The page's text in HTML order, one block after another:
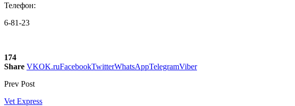
Телефон:
6-81-23
174
Share VKOK.ruFacebookTwitterWhatsAppTelegramViber
Prev Post
Vet Express